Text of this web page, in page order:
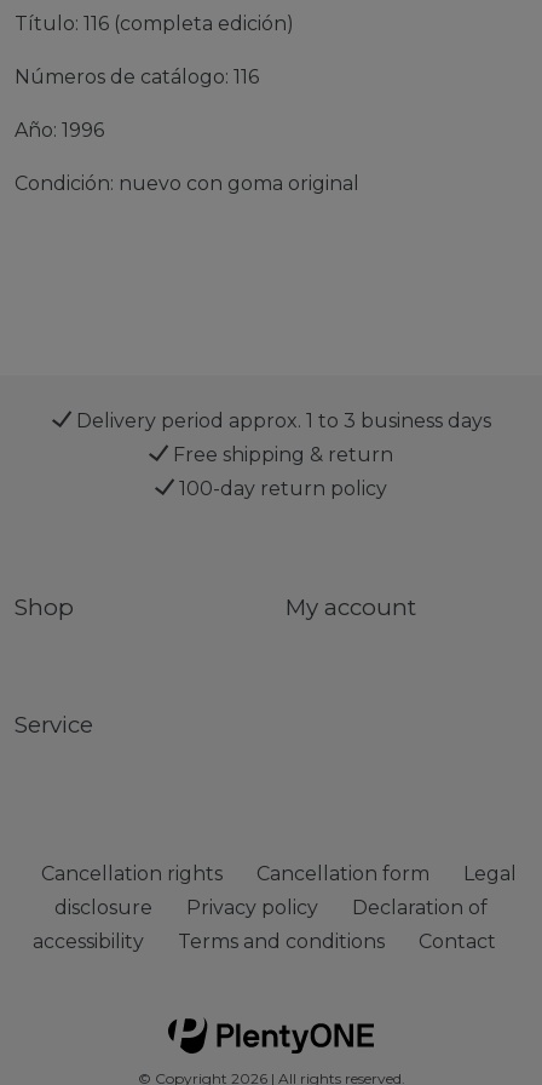
Título: 116 (completa edición)
Números de catálogo: 116
Año: 1996
Condición: nuevo con goma original
Delivery period approx. 1 to 3 business days
Free shipping & return
100-day return policy
Shop My account
Service
Cancellation rights Cancellation form
Legal
disclosure
Privacy policy
Declaration of
accessibility
Terms and conditions Contact
© Copyright 2026 | All rights reserved.